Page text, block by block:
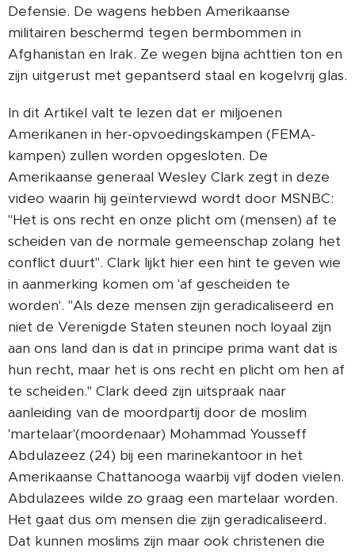
Defensie. De wagens hebben Amerikaanse
militairen beschermd tegen bermbommen in
Afghanistan en Irak. Ze wegen bijna achttien ton en
zijn uitgerust met gepantserd staal en kogelvrij glas.
In dit Artikel valt te lezen dat er miljoenen
Amerikanen in her-opvoedingskampen (FEMA-
kampen) zullen worden opgesloten. De
Amerikaanse generaal Wesley Clark zegt in deze
video waarin hij geïnterviewd wordt door MSNBC:
"Het is ons recht en onze plicht om (mensen) af te
scheiden van de normale gemeenschap zolang het
conflict duurt". Clark lijkt hier een hint te geven wie
in aanmerking komen om 'af gescheiden te
worden'. "Als deze mensen zijn geradicaliseerd en
niet de Verenigde Staten steunen noch loyaal zijn
aan ons land dan is dat in principe prima want dat is
hun recht, maar het is ons recht en plicht om hen af
te scheiden." Clark deed zijn uitspraak naar
aanleiding van de moordpartij door de moslim
'martelaar'(moordenaar) Mohammad Yousseff
Abdulazeez (24) bij een marinekantoor in het
Amerikaanse Chattanooga waarbij vijf doden vielen.
Abdulazees wilde zo graag een martelaar worden.
Het gaat dus om mensen die zijn geradicaliseerd.
Dat kunnen moslims zijn maar ook christenen die